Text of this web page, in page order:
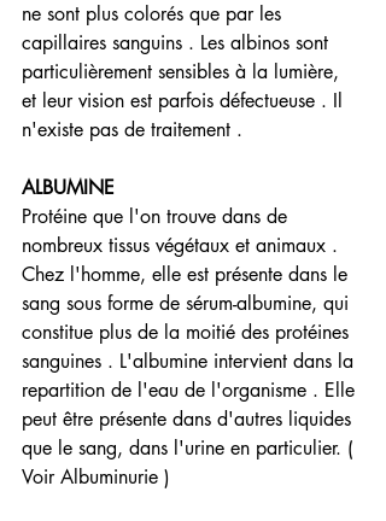
ne sont plus colorés que par les
capillaires sanguins . Les albinos sont
particulièrement sensibles à la lumière,
et leur vision est parfois défectueuse . Il
n'existe pas de traitement .
ALBUMINE
Protéine que l'on trouve dans de
nombreux tissus végétaux et animaux .
Chez l'homme, elle est présente dans le
sang sous forme de sérum-albumine, qui
constitue plus de la moitié des protéines
sanguines . L'albumine intervient dans la
repartition de l'eau de l'organisme . Elle
peut être présente dans d'autres liquides
que le sang, dans l'urine en particulier. (
Voir Albuminurie )